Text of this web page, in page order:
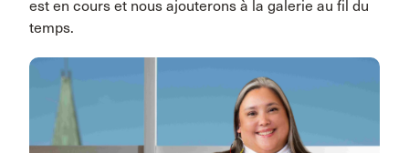
est en cours et nous ajouterons à la galerie au fil du
temps.